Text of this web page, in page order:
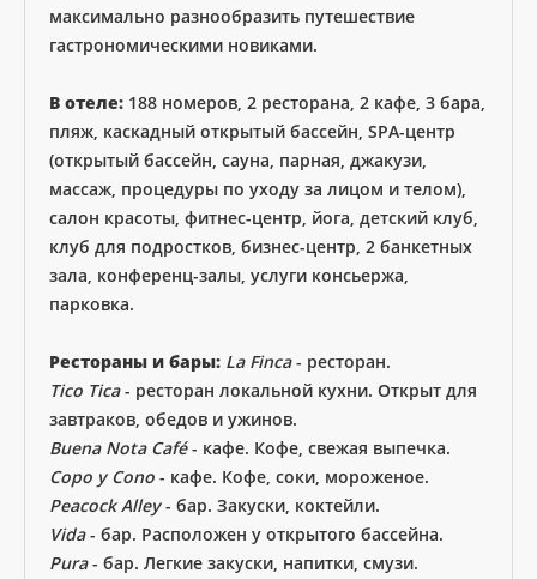
максимально разнообразить путешествие
гастрономическими новиками.
В отеле: 188 номеров, 2 ресторана, 2 кафе, 3 бара,
пляж, каскадный открытый бассейн, SPA-центр
(открытый бассейн, сауна, парная, джакузи,
массаж, процедуры по уходу за лицом и телом),
салон красоты, фитнес-центр, йога, детский клуб,
клуб для подростков, бизнес-центр, 2 банкетных
зала, конференц-залы, услуги консьержа,
парковка.
Рестораны и бары: La Finca- ресторан.
Tico Tica- ресторан локальной кухни. Открыт для
завтраков, обедов и ужинов.
Buena Nota Café- кафе. Кофе, свежая выпечка.
Copo y Cono - кафе. Кофе, соки, мороженое.
Peacock Alley- бар. Закуски, коктейли.
Vida- бар. Расположен у открытого бассейна.
Pura- бар. Легкие закуски, напитки, смузи.